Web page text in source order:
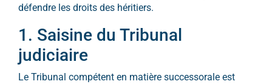
défendre les droits des héritiers.
1. Saisine du Tribunal
judiciaire
Le Tribunal compétent en matière successorale est